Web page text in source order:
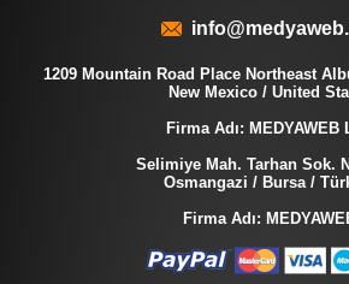
1209 Mountain Road Place Northeast
New Mexico / United
Firma Adı: MEDYAWEB
Selimiye Mah. Tarhan Sok.
Osmangazi / Bursa /
Firma Adı: